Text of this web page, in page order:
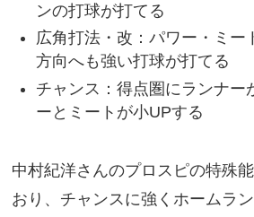
ンの打球が打てる
広角打法・改：パワー・ミー
方向へも強い打球が打てる
チャンス：得点圏にランナー
ーとミートが小UPする
中村紀洋さんのプロスピの特殊
おり、チャンスに強くホームラ